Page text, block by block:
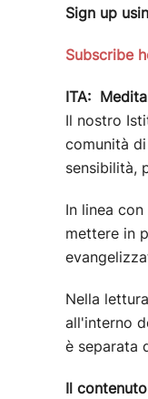
Sign up
Subscribe
ITA:
Il nostro
comunità
sensibilità,
In linea
mettere in
Nella
all'interno
è separata
Il